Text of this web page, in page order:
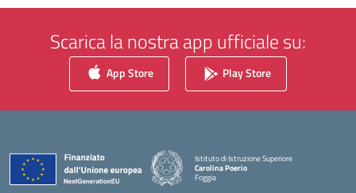
Scarica la nostra app ufficiale su:
App Store Play Store
Istituto di Istruzione Superiore
Carolina Poerio
Foggia
— Visita la pagina iniziale della scuola